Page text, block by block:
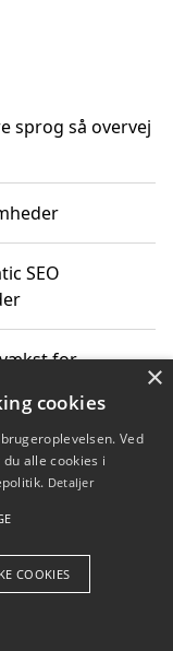
sprog så overvej
SEO
for
af elektronik
Aps
×
cookies
Ved
alle cookies i
Detaljer
COOKIES